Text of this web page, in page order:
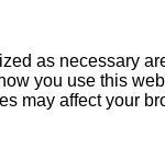
as necessary
you use this
may affect your